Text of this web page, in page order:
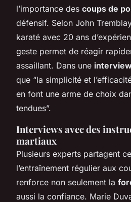
l’importance des coups de
défensif. Selon John
karaté avec 20 ans
geste permet de réagir
assaillant. Dans une
que “la simplicité et
en font une arme de choix
tendues”.
Interviews avec des
martiaux
Plusieurs experts partagent
l’entraînement régulier aux
renforce non seulement la
aussi la confiance. Marie